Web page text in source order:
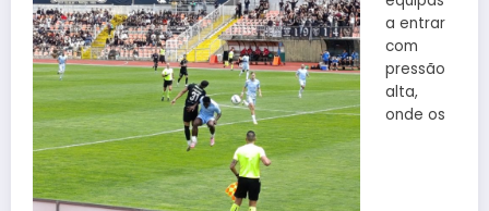
a entrar
com
pressão
alta,
onde os